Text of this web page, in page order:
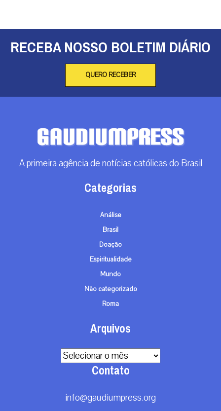
RECEBA NOSSO BOLETIM DIÁRIO
QUERO RECEBER
A primeira agência de notícias católicas do Brasil
Categorias
Análise
Brasil
Doação
Espiritualidade
Mundo
Não categorizado
Roma
Arquivos
Arquivos
Contato
info@gaudiumpress.org